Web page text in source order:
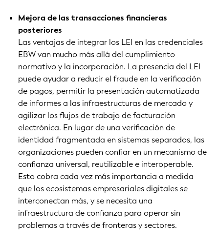
Mejora de las transacciones financieras
posteriores
Las ventajas de integrar los LEI en las credenciales
EBW van mucho más allá del cumplimiento
normativo y la incorporación. La presencia del LEI
puede ayudar a reducir el fraude en la verificación
de pagos, permitir la presentación automatizada
de informes a las infraestructuras de mercado y
agilizar los flujos de trabajo de facturación
electrónica. En lugar de una verificación de
identidad fragmentada en sistemas separados, las
organizaciones pueden confiar en un mecanismo de
confianza universal, reutilizable e interoperable.
Esto cobra cada vez más importancia a medida
que los ecosistemas empresariales digitales se
interconectan más, y se necesita una
infraestructura de confianza para operar sin
problemas a través de fronteras y sectores.